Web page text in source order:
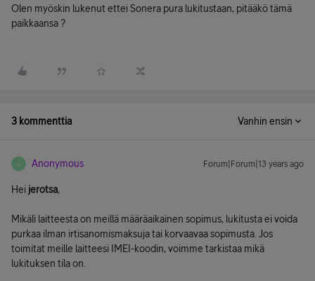
Olen myöskin lukenut ettei Sonera pura lukitustaan, pitääkö tämä
paikkaansa ?
3 kommenttia Vanhin ensin
A Anonymous Forum|Forum|13 years ago
Hei jerotsa,
Mikäli laitteesta on meillä määräaikainen sopimus, lukitusta ei voida
purkaa ilman irtisanomismaksuja tai korvaavaa sopimusta. Jos
toimitat meille laitteesi IMEI-koodin, voimme tarkistaa mikä
lukituksen tila on.